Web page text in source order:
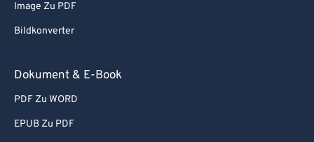
Image Zu PDF
Bildkonverter
Dokument & E-Book
PDF Zu WORD
EPUB Zu PDF